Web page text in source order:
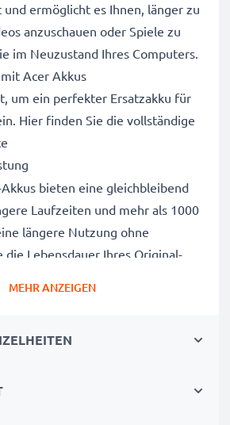
ermöglicht es Ihnen, länger zu
anzuschauen oder Spiele zu
im Neuzustand Ihres Computers.
Acer Akkus
um ein perfekter Ersatzakku für
Hier finden Sie die vollständige
Akkus bieten eine gleichbleibend
Laufzeiten und mehr als 1000
längere Nutzung ohne
die Lebensdauer Ihres Original-
Sicherheitsniveau zu
und
MEHR ANZEIGEN